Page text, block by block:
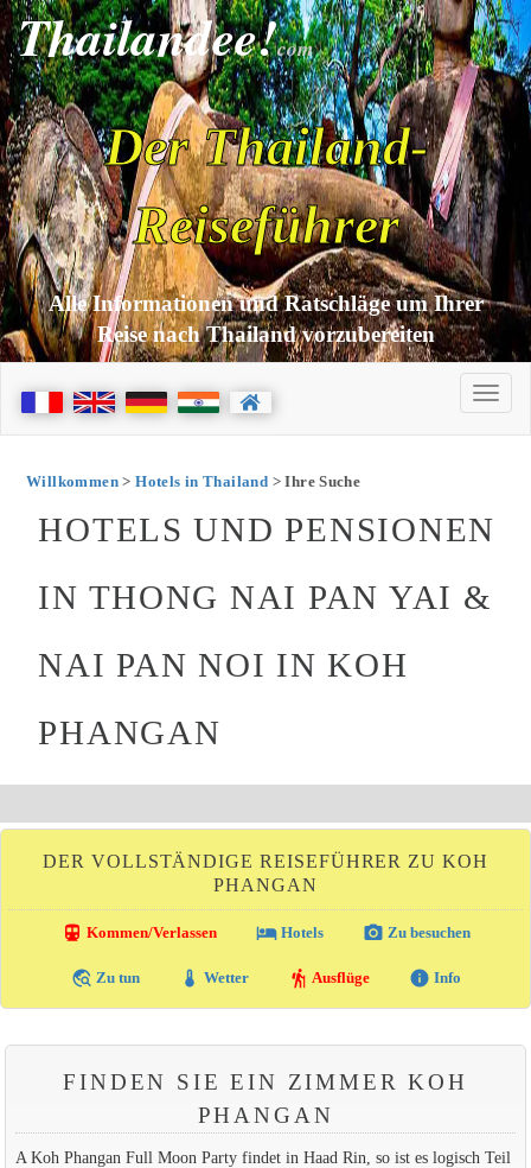
Thailandee!com
Der Thailand-
Reiseführer
Alle Informationen und Ratschläge um Ihrer
Reise nach Thailand vorzubereiten
Willkommen>Hotels in Thailand > Ihre Suche
HOTELS UND PENSIONEN
IN THONG NAI PAN YAI &
NAI PAN NOI IN KOH
PHANGAN
DER VOLLSTÄNDIGE REISEFÜHRER ZU KOH
PHANGAN
directions_transit Kommen/Verlassen local_hotelHotels photo_camera Zu besuchen
travel_explore Zu tun thermostat Wetter hiking Ausflüge info Info
FINDEN SIE EIN ZIMMER KOH
PHANGAN
A Koh Phangan Full Moon Party findet in Haad Rin, so ist es logisch Teil